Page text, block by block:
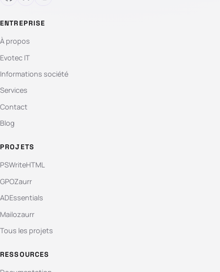
ENTREPRISE
À propos
Evotec IT
Informations société
Services
Contact
Blog
PROJETS
PSWriteHTML
GPOZaurr
ADEssentials
Mailozaurr
Tous les projets
RESSOURCES